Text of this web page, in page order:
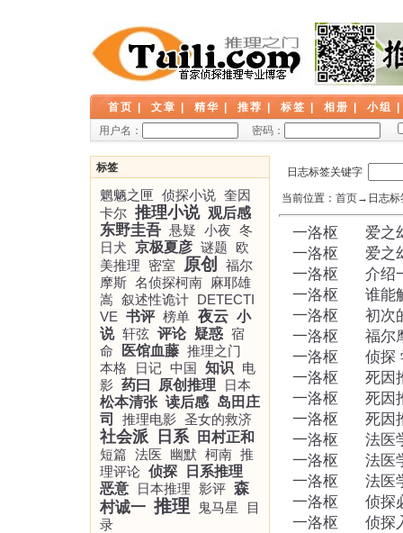
首页 文章 精华 推荐 标签 相册 小组
用户名：
密码：
标签
魍魉之匣 侦探小说 奎因
卡尔 推理小说 观后感
东野圭吾 悬疑 小夜 冬
日犬 京极夏彦 谜题
欧
美推理
密室 原创
福尔
摩斯 名侦探柯南 麻耶雄
嵩 叙述性诡计 DETECTI
VE 书评 榜单 夜云 小
说 轩弦 评论 疑惑 宿
命
医馆血藤 推理之门
本格
日记 中国 知识
电
影 药曰 原创推理
日本
松本清张 读后感 岛田庄
司
推理电影 圣女的救济
社会派 日系
田村正和
短篇 法医 幽默 柯南 推
理评论 侦探
日系推理
恶意
日本推理 影评 森
村诚一 推理 鬼马星
目
录
日志标签关键字
当前位置： 首页→日志标
一洛枢
爱之
一洛枢
爱之
一洛枢
介绍
一洛枢
谁能
一洛枢
初次
一洛枢
福尔
一洛枢
侦探
一洛枢
死因
一洛枢
死因
一洛枢
死因
一洛枢
法医
一洛枢
法医
一洛枢
法医
一洛枢
侦探
一洛枢
侦探